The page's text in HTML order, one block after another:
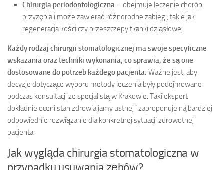
Chirurgia periodontologiczna – obejmuje leczenie chorób
przyzębia i może zawierać różnorodne zabiegi, takie jak
regeneracja kości czy przeszczepy tkanki dziąsłowej.
Każdy rodzaj chirurgii stomatologicznej ma swoje specyficzne
wskazania oraz techniki wykonania, co sprawia, że są one
dostosowane do potrzeb każdego pacjenta. Ważne jest, aby
decyzje dotyczące wyboru metody leczenia były podejmowane
podczas konsultacji ze specjalistą w Krakowie. Taki ekspert
dokładnie oceni stan zdrowia jamy ustnej i zaproponuje najbardziej
odpowiednie rozwiązanie dla konkretnej sytuacji zdrowotnej
pacjenta.
Jak wygląda chirurgia stomatologiczna w
przypadku usuwania zębów?